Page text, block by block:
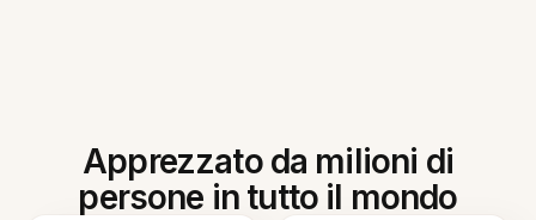
Apprezzato da milioni di
persone in tutto il mondo